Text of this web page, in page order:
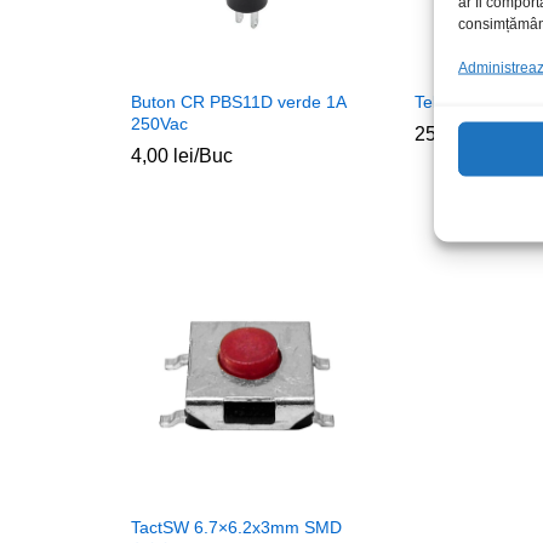
Buton CR PBS11D verde 1A
250Vac
4,00 lei/Buc
Telecomanda
25,00
TactSW 6.7×6.2x3mm SMD